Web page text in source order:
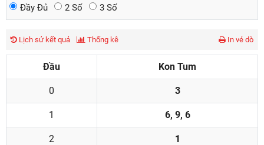
Đầy Đủ 2 Số 3 Số
Lịch sử kết quả Thống kê In vé dò
Đầu Kon Tum
0 3
1 6, 9, 6
2 1